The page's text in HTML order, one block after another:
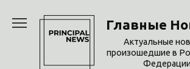
содержанию
Главные
Актуальные
произошедшие в
Федерации